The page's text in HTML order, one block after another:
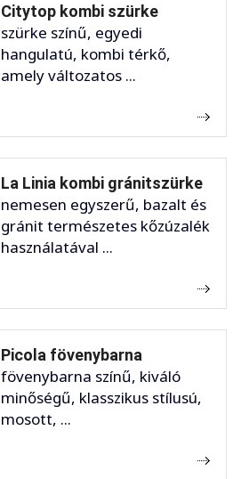
Citytop kombi szürke
szürke színű, egyedi
hangulatú, kombi térkő,
amely változatos ...
La Linia kombi gránitszürke
nemesen egyszerű, bazalt és
gránit természetes kőzúzalék
használatával ...
Picola fövenybarna
fövenybarna színű, kiváló
minőségű, klasszikus stílusú,
mosott, ...